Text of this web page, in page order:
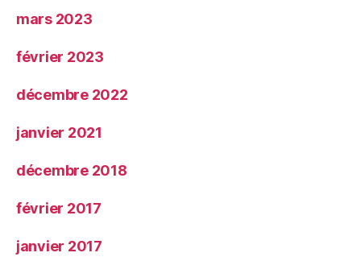
mars 2023
février 2023
décembre 2022
janvier 2021
décembre 2018
février 2017
janvier 2017